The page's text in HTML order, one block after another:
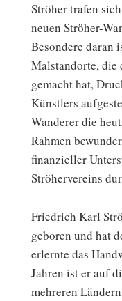
Ströher trafen
neuen Ströher-
Besondere daran
Malstandorte, die
gemacht hat,
Künstlers
Wanderer die
Rahmen
finanzieller
Ströhervereins
Friedrich Karl
geboren und hat
erlernte das
Jahren ist er auf
mehreren